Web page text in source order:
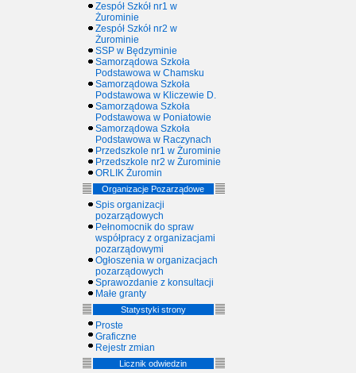
Zespół Szkół nr1 w
Żurominie
Zespół Szkół nr2 w
Żurominie
SSP w Będzyminie
Samorządowa Szkoła
Podstawowa w Chamsku
Samorządowa Szkoła
Podstawowa w Kliczewie D.
Samorządowa Szkoła
Podstawowa w Poniatowie
Samorządowa Szkoła
Podstawowa w Raczynach
Przedszkole nr1 w Żurominie
Przedszkole nr2 w Żurominie
ORLIK Żuromin
Organizacje Pozarządowe
Spis organizacji
pozarządowych
Pełnomocnik do spraw
współpracy z organizacjami
pozarządowymi
Ogłoszenia w organizacjach
pozarządowych
Sprawozdanie z konsultacji
Małe granty
Statystyki strony
Proste
Graficzne
Rejestr zmian
Licznik odwiedzin